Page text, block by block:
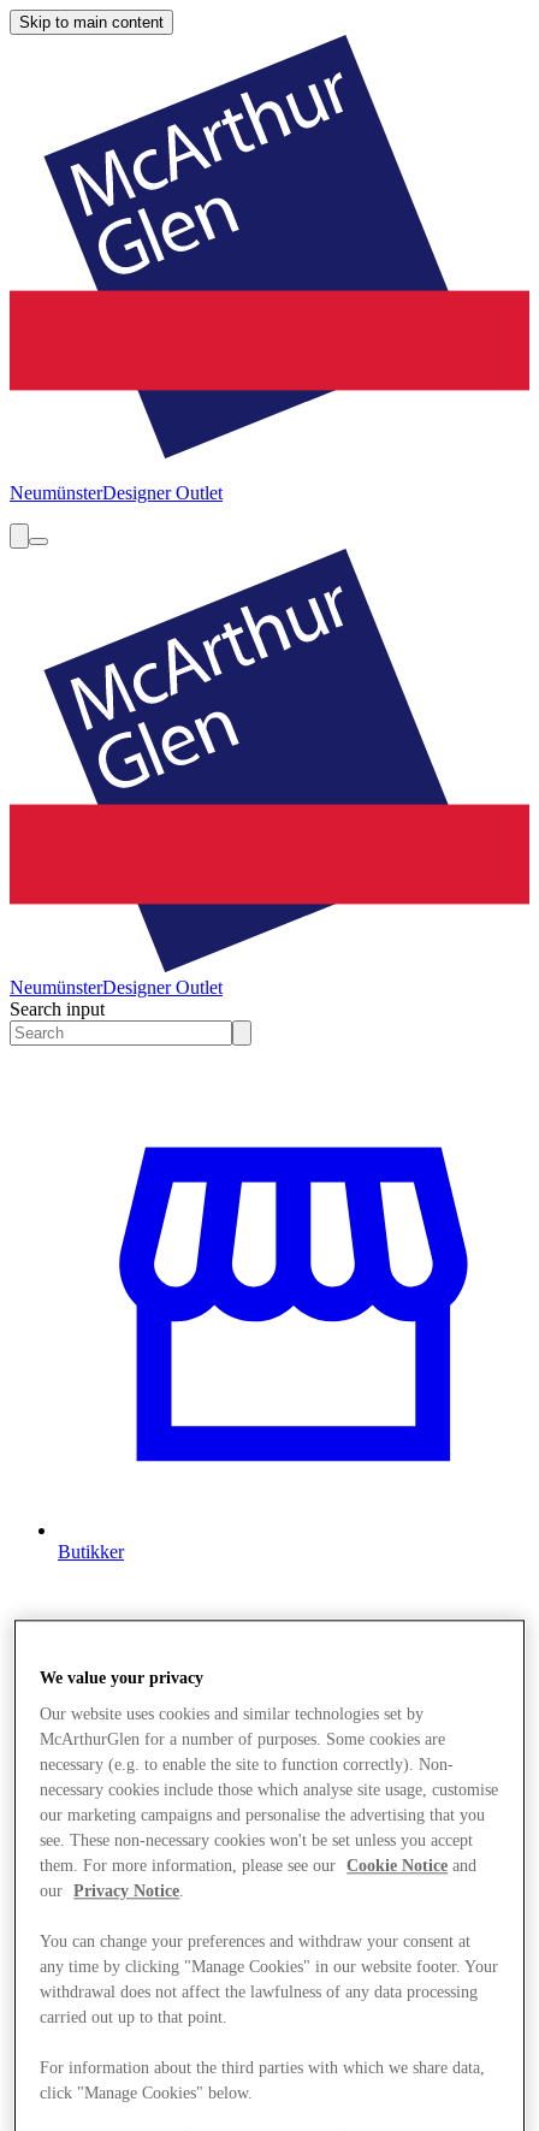
Skip to main content
NeumünsterDesigner Outlet
NeumünsterDesigner Outlet
Search input
Butikker
We value your privacy
Our website uses cookies and similar technologies set by
McArthurGlen for a number of purposes. Some cookies are
necessary (e.g. to enable the site to function correctly). Non-
necessary cookies include those which analyse site usage, customise
our marketing campaigns and personalise the advertising that you
see. These non-necessary cookies won't be set unless you accept
them. For more information, please see our
Cookie Notice and
our
Privacy Notice.
You can change your preferences and withdraw your consent at
any time by clicking "Manage Cookies" in our website footer. Your
withdrawal does not affect the lawfulness of any data processing
carried out up to that point.
For information about the third parties with which we share data,
click "Manage Cookies" below.